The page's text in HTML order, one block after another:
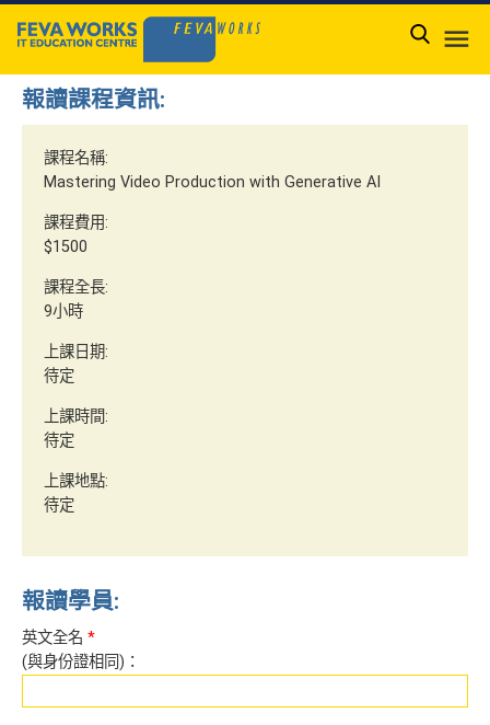

報讀課程資訊:
課程名稱:
Mastering Video Production with Generative AI
課程費用:
$1500
課程全長:
9小時
上課日期:
待定
上課時間:
待定
上課地點:
待定
報讀學員:
英文全名 *
(與身份證相同)：